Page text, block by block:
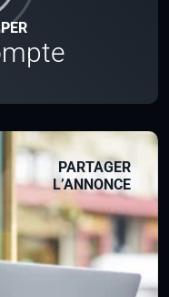
PARTAGER
L’ANNONCE